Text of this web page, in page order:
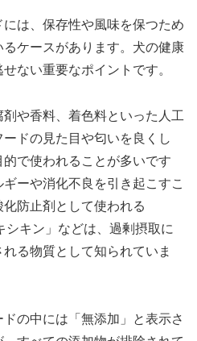
は、保存性や風味を保つため
ケースがあります。犬の健康
ない重要なポイントです。
や香料、着色料といった人工
ドの見た目や匂いを良くし
で使われることが多いです
ーや消化不良を引き起こすこ
防止剤として使われる
シキン」などは、過剰摂取に
る物質として知られていま
の中には「無添加」と表示さ